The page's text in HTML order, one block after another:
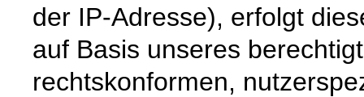
der IP-Adresse), erfolgt
auf Basis unseres
rechtskonformen,